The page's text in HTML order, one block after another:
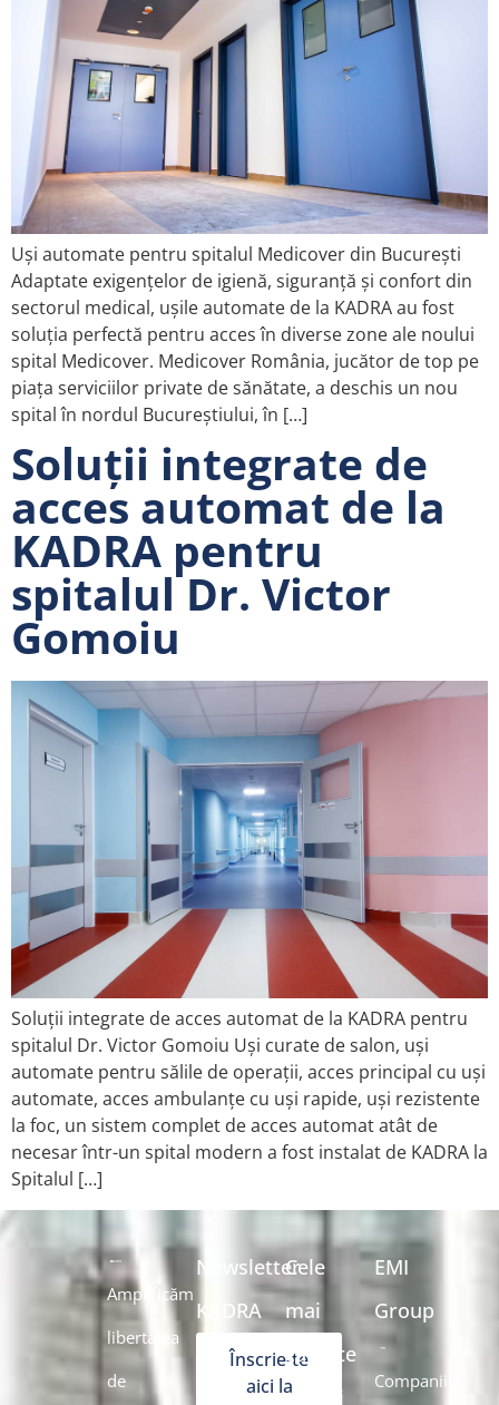
Uși automate pentru spitalul Medicover din București
Adaptate exigențelor de igienă, siguranță și confort din
sectorul medical, ușile automate de la KADRA au fost
soluția perfectă pentru acces în diverse zone ale noului
spital Medicover. Medicover România, jucător de top pe
piața serviciilor private de sănătate, a deschis un nou
spital în nordul Bucureştiului, în […]
Soluții integrate de
acces automat de la
KADRA pentru
spitalul Dr. Victor
Gomoiu
Soluții integrate de acces automat de la KADRA pentru
spitalul Dr. Victor Gomoiu Uși curate de salon, uși
automate pentru sălile de operații, acces principal cu uși
automate, acces ambulanțe cu uși rapide, uși rezistente
la foc, un sistem complet de acces automat atât de
necesar într-un spital modern a fost instalat de KADRA la
Spitalul […]
Amplificăm
libertatea
de
Newsletter
KADRA
Înscrie-te
aici la
Cele
mai
căutate
soluții
EMI
Group
Companiile